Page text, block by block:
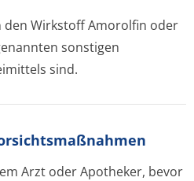
den Wirkstoff Amorolfin oder
sonstigen
sind.
Arzt oder Apotheker, bevor